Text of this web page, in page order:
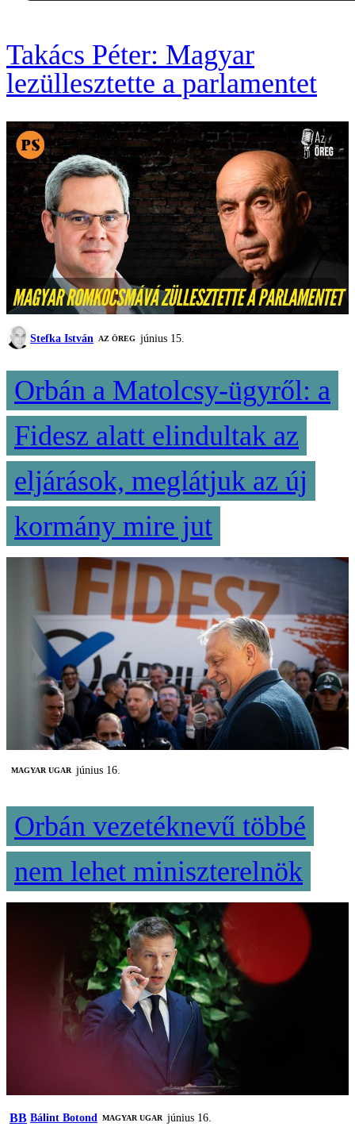
Takács Péter: Magyar
lezüllesztette a parlamentet
Stefka István AZ ÖREG június 15.
Orbán a Matolcsy-ügyről: a
Fidesz alatt elindultak az
eljárások, meglátjuk az új
kormány mire jut
MAGYAR UGAR június 16.
Orbán vezetéknevű többé
nem lehet miniszterelnök
BB Bálint Botond MAGYAR UGAR június 16.